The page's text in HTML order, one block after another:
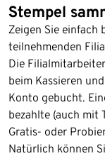
Stempel
Zeigen Sie einfach
teilnehmenden
Die
beim Kassieren
Konto gebucht.
bezahlte (auch mit
Gratis- oder
Natürlich können